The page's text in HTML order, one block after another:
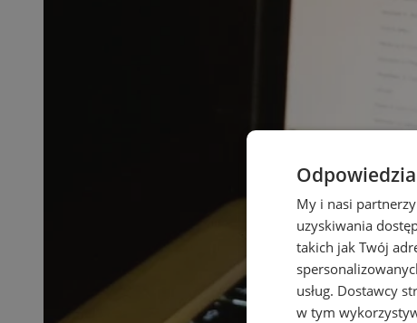
My i nasi
uzyskiwania
takich jak Twój
usług. Dostawcy
w tym